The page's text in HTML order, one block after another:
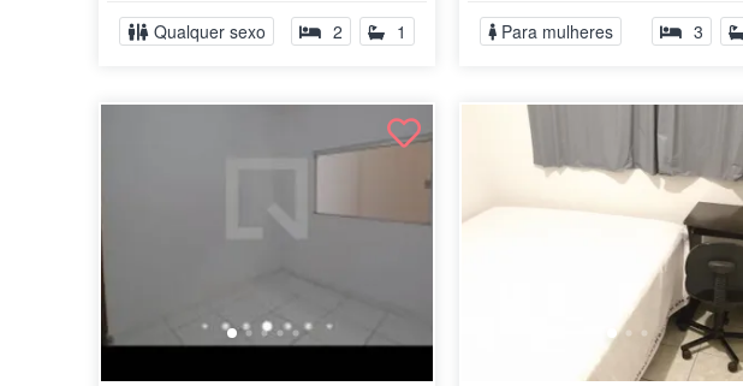
maquina de lav...
Qualquer sexo 2 1 Para mulheres 3